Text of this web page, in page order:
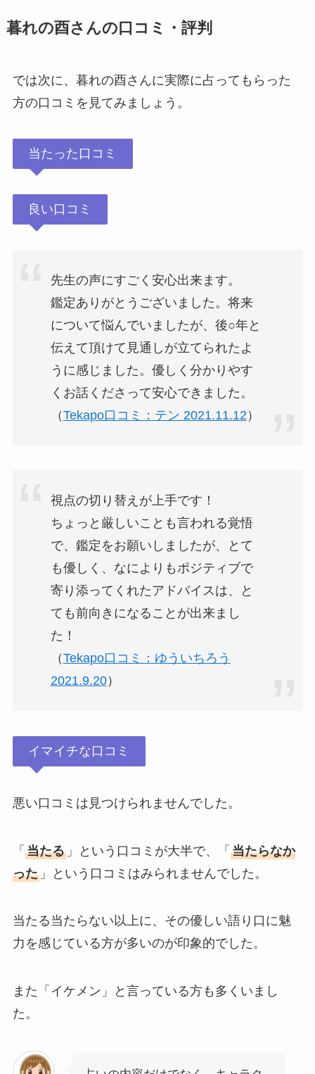
暮れの酉さんの口コミ・評判
では次に、暮れの酉さんに実際に占ってもらった
方の口コミを見てみましょう。
当たった口コミ
良い口コミ
先生の声にすごく安心出来ます。
鑑定ありがとうございました。将来
について悩んでいましたが、後○年と
伝えて頂けて見通しが立てられたよ
うに感じました。優しく分かりやす
くお話くださって安心できました。
（Tekapo口コミ：テン 2021.11.12 ）
視点の切り替えが上手です！
ちょっと厳しいことも言われる覚悟
で、鑑定をお願いしましたが、とて
も優しく、なによりもポジティブで
寄り添ってくれたアドバイスは、と
ても前向きになることが出来まし
た！
（Tekapo口コミ：ゆういちろう
2021.9.20）
イマイチな口コミ
悪い口コミは見つけられませんでした。
「 当たる」という口コミが大半で、「 当たらなか
った」という口コミはみられませんでした。
当たる当たらない以上に、その優しい語り口に魅
力を感じている方が多いのが印象的でした。
また「イケメン」と言っている方も多くいまし
た。